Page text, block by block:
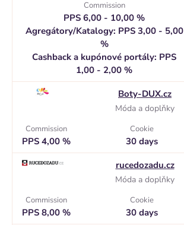
Commission
PPS 6,00 - 10,00 %
Agregátory/Katalogy: PPS 3,00 - 5,00
%
Cashback a kupónové portály: PPS
1,00 - 2,00 %
Boty-DUX.cz
Móda a doplňky
Commission
PPS 4,00 %
Cookie
30 days
rucedozadu.cz
Móda a doplňky
Commission
PPS 8,00 %
Cookie
30 days